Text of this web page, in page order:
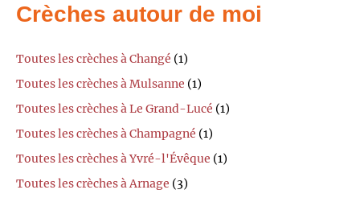
Crèches autour de moi
Toutes les crèches à Changé (1)
Toutes les crèches à Mulsanne (1)
Toutes les crèches à Le Grand-Lucé (1)
Toutes les crèches à Champagné (1)
Toutes les crèches à Yvré-l'Évêque (1)
Toutes les crèches à Arnage (3)